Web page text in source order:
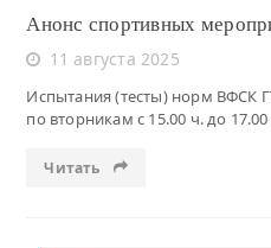
Анонс спортивных
11 августа 2025
Испытания (тесты) норм ВФСК
по вторникам с 15.00 ч. до
Читать